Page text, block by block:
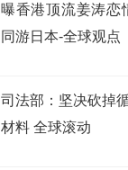
曝香港顶流姜涛恋
同游日本-全球观点
司法部：坚决砍掉
材料 全球滚动